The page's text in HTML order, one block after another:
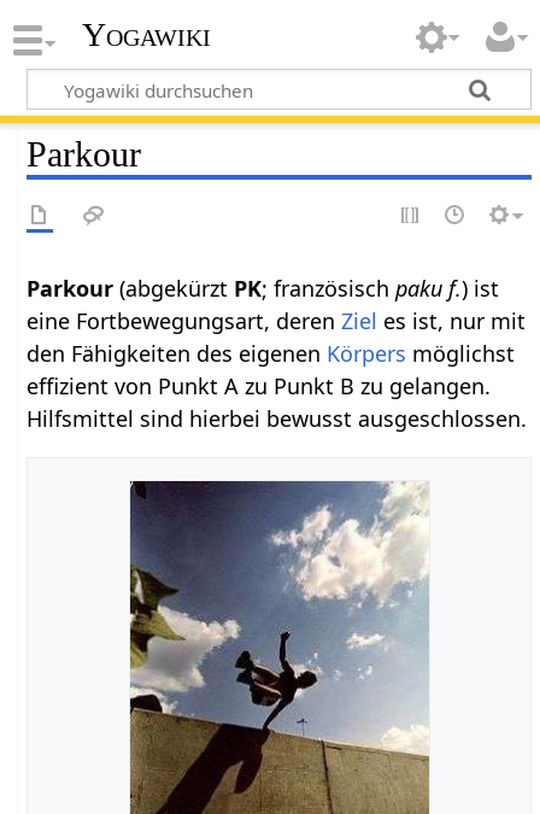
Yogawiki
Parkour
Parkour (abgekürzt PK; französischpaku f.) ist
eine Fortbewegungsart, derenZiel es ist, nur mit
den Fähigkeiten des eigenen Körpers möglichst
effizient von Punkt A zu Punkt B zu gelangen.
Hilfsmittel sind hierbei bewusst ausgeschlossen.